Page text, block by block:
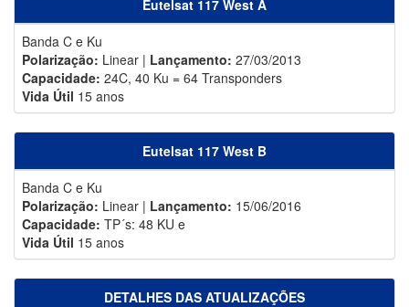
Eutelsat 117 West A
Banda C e Ku
Polarização: Linear | Lançamento: 27/03/2013
Capacidade: 24C, 40 Ku = 64 Transponders
Vida Útil 15 anos
Eutelsat 117 West B
Banda C e Ku
Polarização: Linear | Lançamento: 15/06/2016
Capacidade: TP´s: 48 KU e
Vida Útil 15 anos
DETALHES DAS ATUALIZAÇÕES